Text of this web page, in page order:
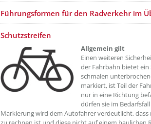
Führungsformen für den Radverkehr im
Schutzstreifen
Allgemein gilt
Einen weiteren
der Fahrbahn bietet
schmalen
markiert, ist Teil der
nur in eine Richtung
dürfen sie im
Markierung wird dem Autofahrer verdeutlicht,